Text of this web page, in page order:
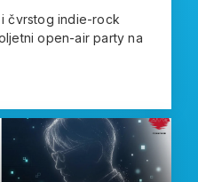
čvrstog indie-rock
open-air party na